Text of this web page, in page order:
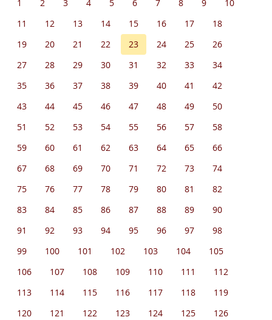
1 2 3 4 5 6 7 8 9
10
11
12 13 14 15 16 17
18
19
20 21 22 23 24 25
26
27
28 29 30 31 32 33
34
35
36 37 38 39 40 41
42
43
44 45 46 47 48 49
50
51
52 53 54 55 56 57
58
59
60 61 62 63 64 65
66
67
68 69 70 71 72 73
74
75
76 77 78 79 80 81
82
83
84 85 86 87 88 89
90
91
92 93 94 95 96 97
98
99
100 101 102 103 104
105
106
107 108 109 110 111
112
113
114 115 116 117 118
119
120
121 122 123 124 125
126